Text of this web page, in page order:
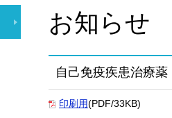
お知らせ
自己免疫疾患治療
印刷用(PDF/33KB)